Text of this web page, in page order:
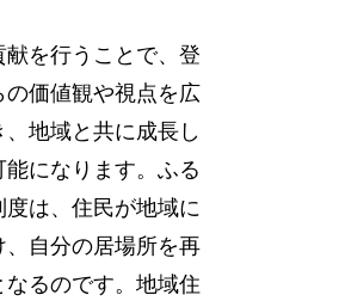
献を行うことで、登
価値観や視点を広
地域と共に成長し
になります。ふる
度は、住民が地域に
自分の居場所を再
るのです。地域住